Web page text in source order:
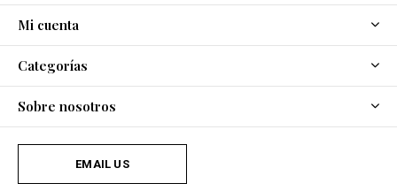
Mi cuenta
Categorías
Sobre nosotros
EMAIL US